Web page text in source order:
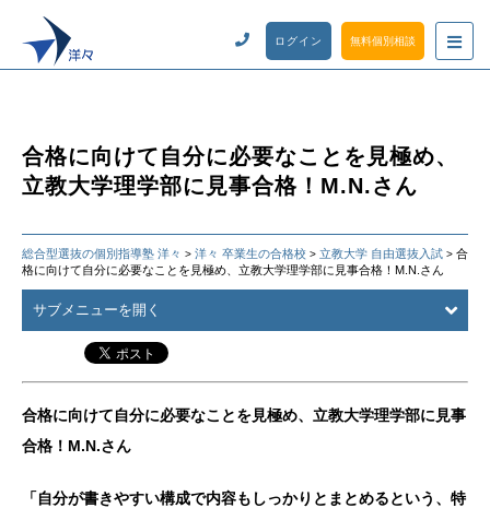
ログイン 無料個別相談
合格に向けて自分に必要なことを見極め、
立教大学理学部に見事合格！M.N.さん
総合型選抜の個別指導塾 洋々 > 洋々 卒業生の合格校 > 立教大学 自由選抜入試 > 合
格に向けて自分に必要なことを見極め、立教大学理学部に見事合格！M.N.さん
サブメニューを開く
合格に向けて自分に必要なことを見極め、立教大学理学部に見事
合格！M.N.さん
「自分が書きやすい構成で内容もしっかりとまとめるという、特